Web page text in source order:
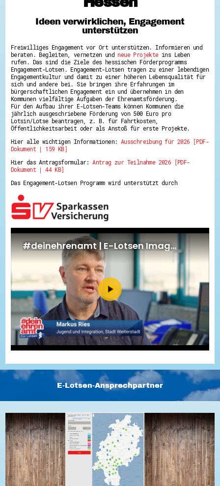
Hessen hilft Ukraine
Zeig uns dein Ehrenamt
Wettbewerb | Trikotwettbewerb
Wettbewerb | 80 Jahre Hessen - Engagement
mit Herz
8 Vereine x 80 Jahre x 1.000 €
Ausgezeichnete Projekte
Menschen des Respekts
SHARE IT: Teile deine Infos!
Gestalte dein Ehrenamt
Ehrenamts-Card Hessen
Engagement-Lotsen
Crowdfunding - Viele schaffen mehr
Ehrentag
Hessen engagiert - Digitale Themenabende
Kompetenznachweis Hessen
Service-Learning
Mach dich schlau
GEMA-Pakt
Di@-Lotsen in Hessen
Energiepreiskrise und Ehrenamt
Flüchtlingshilfe + Integration
Generationsübergreifend aktiv
Patenschaftsprojekte
Qualifizierung & Fortbildung
Stiftungen
Vereine, Spenden, Steuern - Gut zu Wissen
Versicherungsschutz
Wissenswertes rund um dein Ehrenamt
Zahlen, Daten, Fakten aus Hessen
Service
Suche
Downloads
Kontakt
Impressum
Barriere melden
Ideen verwirklichen, Engagement
unterstützen
Freiwilliges Engagement vor Ort unterstützen. Informieren und
beraten. Begleiten, vernetzen und neue Projekteins Leben
rufen. Das sind die Ziele des hessischen Förderprogramms
Engagement-Lotsen. Engagement-Lotsen tragen zu einer lebendigen
Engagementkultur und damit zu einer höheren Lebensqualität für
sich und andere bei. Sie bringen ihre Erfahrungen im
bürgerschaftlichen Engagement ein und übernehmen in den
Kommunen vielfältige Aufgaben der Ehrenamtsförderung.
Für den Aufbau ihrer E-Lotsen-Teams können Kommunen die
jährlich ausgeschriebene Förderung von 500 Euro pro
Lotsin/Lotse beantragen, z. B. für Fahrtkosten,
Öffentlichkeitsarbeit oder als Anstoß für erste Projekte.
Hier alle wichtigen Informationen: Ausschreibung für 2026 [PDF-
Dokument | 159 KB]
Hier das Antragsformular:Antrag zur Teilnahme 2026 [PDF-
Dokument | 44 KB]
Das Engagement-Lotsen Programm wird unterstützt durch
E-Lotsen-Ansprechpartner